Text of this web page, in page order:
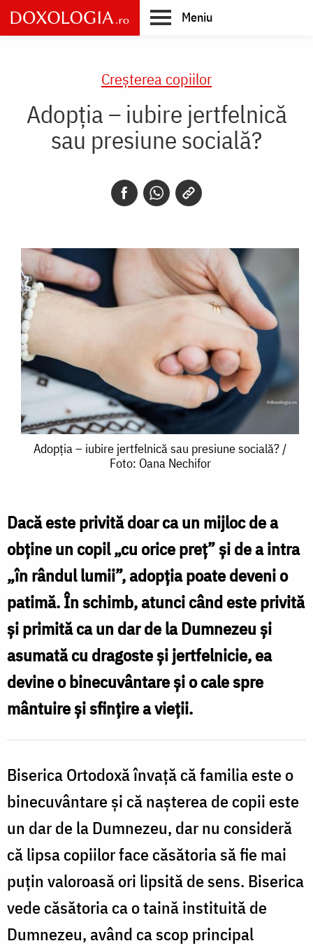
Skip
to
main
Meniu
Creşterea copiilor
Adopția – iubire jertfelnică
sau presiune socială?
Adopția
jertfelnică
sau
presiune
socială?
Foto:
Oana
Nechifor
Adopția – iubire jertfelnică sau presiune socială? /
Foto: Oana Nechifor
Dacă este privită doar ca un mijloc de a
obține un copil „cu orice preț” și de a intra
„în rândul lumii”, adopția poate deveni o
patimă. În schimb, atunci când este privită
și primită ca un dar de la Dumnezeu și
asumată cu dragoste și jertfelnicie, ea
devine o binecuvântare și o cale spre
mântuire și sfințire a vieții.
Biserica Ortodoxă învață că familia este o
binecuvântare și că nașterea de copii este
un dar de la Dumnezeu, dar nu consideră
că lipsa copiilor face căsătoria să fie mai
puțin valoroasă ori lipsită de sens. Biserica
vede căsătoria ca o taină instituită de
Dumnezeu, având ca scop principal